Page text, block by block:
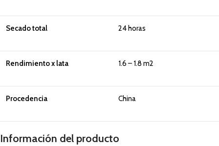
Secado total 24 horas
Rendimiento x lata 1.6 – 1.8 m2
Procedencia China
Información del producto